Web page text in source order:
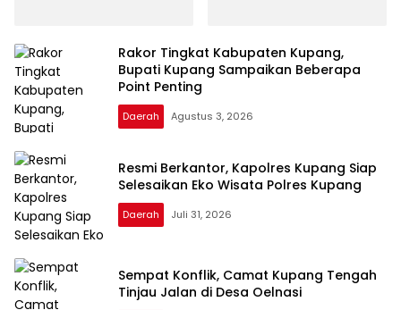
Rakor Tingkat Kabupaten Kupang,
Bupati Kupang Sampaikan Beberapa
Point Penting
Daerah Agustus 3, 2026
Resmi Berkantor, Kapolres Kupang Siap
Selesaikan Eko Wisata Polres Kupang
Daerah Juli 31, 2026
Sempat Konflik, Camat Kupang Tengah
Tinjau Jalan di Desa Oelnasi